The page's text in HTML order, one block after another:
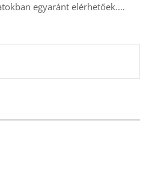
egyaránt elérhetőek.…